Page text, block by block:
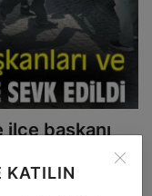
KATILIN
ilçe başkanı